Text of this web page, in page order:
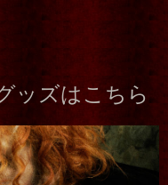
ッズはこちら